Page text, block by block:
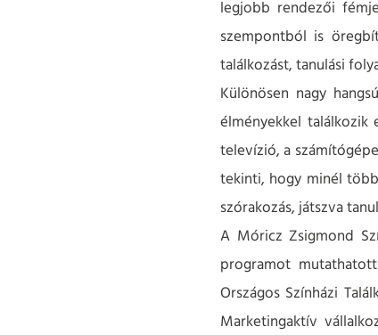
legjobb rendezői
szempontból is
találkozást, tanulási
Különösen nagy
élményekkel találkozik
televízió, a
tekinti, hogy minél
szórakozás, játszva
A Móricz Zsigmond
programot
Országos Színházi
Marketingaktív